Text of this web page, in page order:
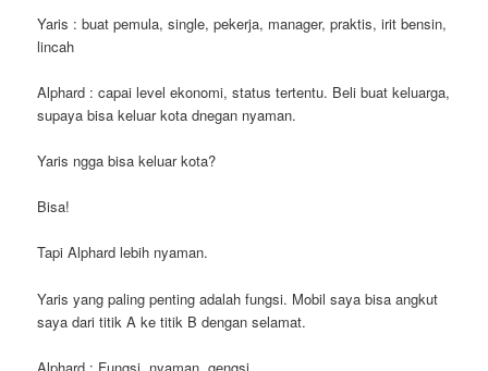
Yaris : buat pemula, single, pekerja, manager, praktis, irit bensin,
lincah
Alphard : capai level ekonomi, status tertentu. Beli buat keluarga,
supaya bisa keluar kota dnegan nyaman.
Yaris ngga bisa keluar kota?
Bisa!
Tapi Alphard lebih nyaman.
Yaris yang paling penting adalah fungsi. Mobil saya bisa angkut
saya dari titik A ke titik B dengan selamat.
Alphard : Fungsi, nyaman, gengsi.